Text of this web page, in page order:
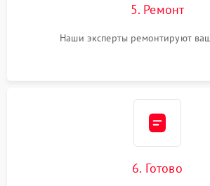
5. Ремонт
Наши эксперты ремонтируют
6. Готово